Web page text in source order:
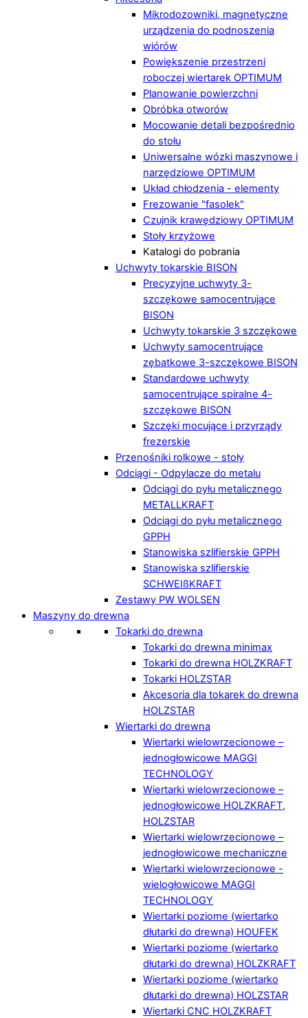
Mikrodozowniki, magnetyczne
urządzenia do podnoszenia
wiórów
Powiększenie przestrzeni
roboczej wiertarek OPTIMUM
Planowanie powierzchni
Obróbka otworów
Mocowanie detali bezpośrednio
do stołu
Uniwersalne wózki maszynowe i
narzędziowe OPTIMUM
Układ chłodzenia - elementy
Frezowanie "fasolek"
Czujnik krawędziowy OPTIMUM
Stoły krzyżowe
Katalogi do pobrania
Uchwyty tokarskie BISON
Precyzyjne uchwyty 3-
szczękowe samocentrujące
BISON
Uchwyty tokarskie 3 szczękowe
Uchwyty samocentrujące
zębatkowe 3-szczękowe BISON
Standardowe uchwyty
samocentrujące spiralne 4-
szczękowe BISON
Szczęki mocujące i przyrządy
frezerskie
Przenośniki rolkowe - stoły
Odciągi - Odpylacze do metalu
Odciągi do pyłu metalicznego
METALLKRAFT
Odciągi do pyłu metalicznego
GPPH
Stanowiska szlifierskie GPPH
Stanowiska szlifierskie
SCHWEIßKRAFT
Zestawy PW WOLSEN
Maszyny do drewna
Tokarki do drewna
Tokarki do drewna minimax
Tokarki do drewna HOLZKRAFT
Tokarki HOLZSTAR
Akcesoria dla tokarek do drewna
HOLZSTAR
Wiertarki do drewna
Wiertarki wielowrzecionowe –
jednogłowicowe MAGGI
TECHNOLOGY
Wiertarki wielowrzecionowe –
jednogłowicowe HOLZKRAFT,
HOLZSTAR
Wiertarki wielowrzecionowe –
jednogłowicowe mechaniczne
Wiertarki wielowrzecionowe -
wielogłowicowe MAGGI
TECHNOLOGY
Wiertarki poziome (wiertarko
dłutarki do drewna) HOUFEK
Wiertarki poziome (wiertarko
dłutarki do drewna) HOLZKRAFT
Wiertarki poziome (wiertarko
dłutarki do drewna) HOLZSTAR
Wiertarki CNC HOLZKRAFT